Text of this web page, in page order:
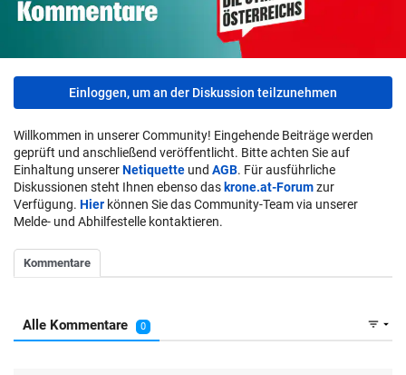
Einloggen, um an der Diskussion teilzunehmen
Willkommen in unserer Community! Eingehende Beiträge werden
geprüft und anschließend veröffentlicht. Bitte achten Sie auf
Einhaltung unsererNetiquette und AGB. Für ausführliche
Diskussionen steht Ihnen ebenso das krone.at-Forumzur
Verfügung. Hier können Sie das Community-Team via unserer
Melde- und Abhilfestelle kontaktieren.